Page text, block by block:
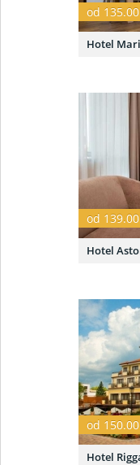
od
Hotel
od
Hotel
od
Hotel